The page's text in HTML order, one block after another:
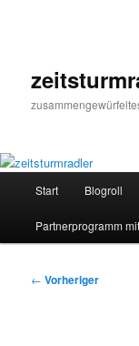
Start Blogroll
Partnerprogramm
Beitragsnavigation
← Vorheriger